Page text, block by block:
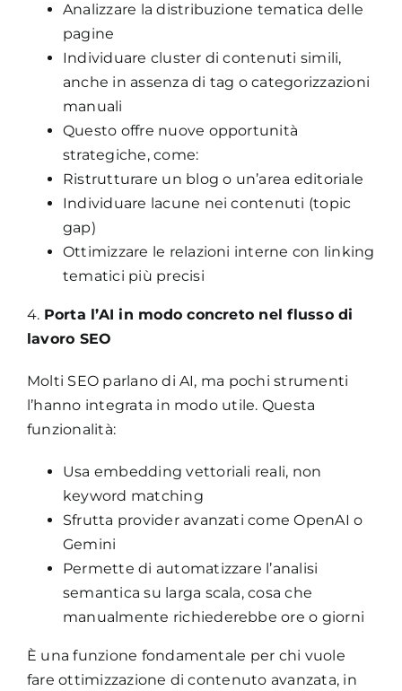
Analizzare la distribuzione tematica delle
pagine
Individuare cluster di contenuti simili,
anche in assenza di tag o categorizzazioni
manuali
Questo offre nuove opportunità
strategiche, come:
Ristrutturare un blog o un’area editoriale
Individuare lacune nei contenuti (topic
gap)
Ottimizzare le relazioni interne con linking
tematici più precisi
4. Porta l’AI in modo concreto nel flusso di
lavoro SEO
Molti SEO parlano di AI, ma pochi strumenti
l’hanno integrata in modo utile. Questa
funzionalità:
Usa embedding vettoriali reali, non
keyword matching
Sfrutta provider avanzati come OpenAI o
Gemini
Permette di automatizzare l’analisi
semantica su larga scala, cosa che
manualmente richiederebbe ore o giorni
È una funzione fondamentale per chi vuole
fare ottimizzazione di contenuto avanzata, in